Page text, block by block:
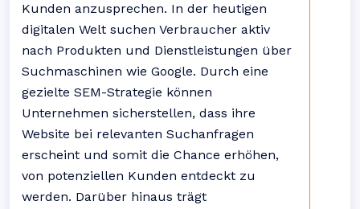
Kunden anzusprechen. In der heutigen
digitalen Welt suchen Verbraucher aktiv
nach Produkten und Dienstleistungen über
Suchmaschinen wie Google. Durch eine
gezielte SEM-Strategie können
Unternehmen sicherstellen, dass ihre
Website bei relevanten Suchanfragen
erscheint und somit die Chance erhöhen,
von potenziellen Kunden entdeckt zu
werden. Darüber hinaus trägt